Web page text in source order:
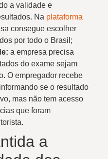
a validade e
Na plataforma
consegue escolher
por todo o Brasil;
a empresa precisa
do exame sejam
O empregador recebe
se o resultado
mas não tem acesso
que foram
a